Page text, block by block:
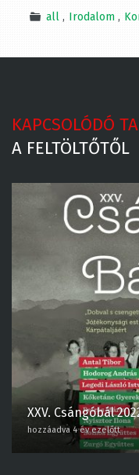
all Irodalom
KAPCSOLÓDÓ
A FELTÖLTŐTŐL
XXV. Csángóbál
hozzáadva 4 év ezelőtt